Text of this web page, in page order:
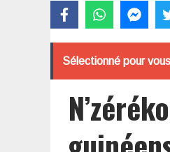
Sélectionné pour